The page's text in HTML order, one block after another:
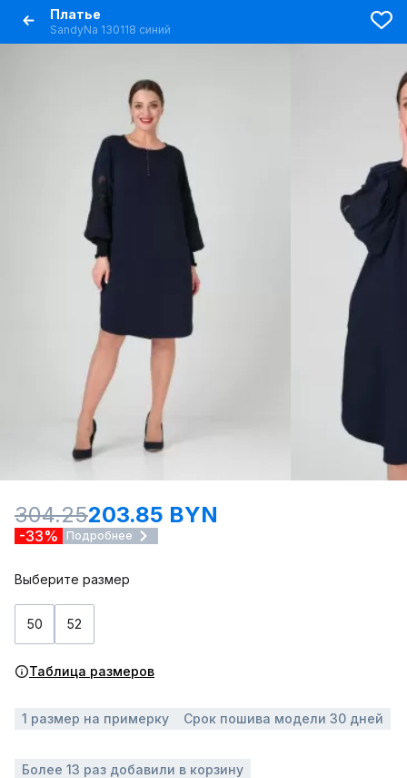
Платье
SandyNa 130118 синий
304.25203.85 BYN
-33% Подробнее
Выберите размер
50 52
Таблица размеров
1 размер на примерку Срок пошива модели 30 дней
Более 13 раз добавили в корзину